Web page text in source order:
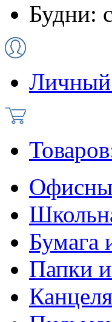
Будни:
Личный
Бумага
Папки